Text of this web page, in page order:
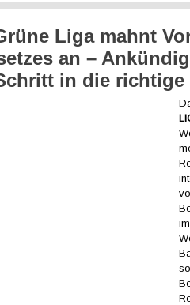
Liga mahnt
an –
in die richtige